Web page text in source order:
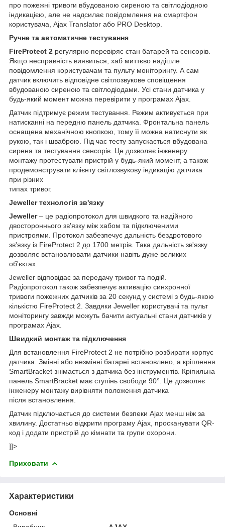
про пожежні тривоги вбудованою сиреною та світлодіодною
індикацією, але не надсилає повідомлення на смартфон
користувача, Ajax Translator або PRO Desktop.
Ручне та автоматичне тестування
FireProtect 2 регулярно перевіряє стан батарей та сенсорів.
Якщо несправність виявиться, хаб миттєво надішле
повідомлення користувачам та пульту моніторингу. А сам
датчик включить відповідне світлозвукове сповіщення
вбудованою сиреною та світлодіодами. Усі стани датчика у
будь-який момент можна перевірити у програмах Ajax.
Датчик підтримує режим тестування. Режим активується при
натисканні на передню панель датчика. Фронтальна панель
оснащена механічною кнопкою, тому її можна натиснути як
рукою, так і шваброю. Під час тесту запускається вбудована
сирена та тестування сенсорів. Це дозволяє інженеру
монтажу протестувати пристрій у будь-який момент, а також
продемонструвати клієнту світлозвукову індикацію датчика
при різних
типах тривог.
Jeweller технологія зв'язку
Jeweller– це радіопротокол для швидкого та надійного
двостороннього зв'язку між хабом та підключеними
пристроями. Протокол забезпечує дальність бездротового
зв'язку із FireProtect 2 до 1700 метрів. Така дальність зв'язку
дозволяє встановлювати датчики навіть дуже великих
об'єктах.
Jeweller відповідає за передачу тривог та подій.
Радіопротокол також забезпечує активацію синхронної
тривоги пожежних датчиків за 20 секунд у системі з будь-якою
кількістю FireProtect 2. Завдяки Jeweller користувачі та пульт
моніторингу завжди можуть бачити актуальні стани датчиків у
програмах Ajax.
Швидкий монтаж та підключення
Для встановлення FireProtect 2 не потрібно розбирати корпус
датчика. Змінні або незмінні батареї встановлено, а кріплення
SmartBracket знімається з датчика без інструментів. Кріпильна
панель SmartBracket має ступінь свободи 90°. Це дозволяє
інженеру монтажу вирівняти положення датчика
після встановлення.
Датчик підключається до системи безпеки Ajax менш ніж за
хвилину. Достатньо відкрити програму Ajax, просканувати QR-
код і додати пристрій до кімнати та групи охорони.
]]>
Приховати
Характеристики
Основні